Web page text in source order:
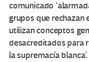
comunicado
grupos que rechazan
utilizan conceptos
desacreditados para
la supremacía